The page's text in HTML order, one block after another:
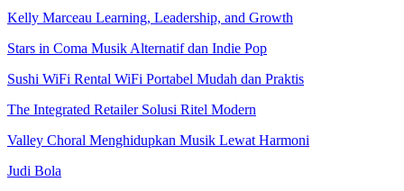
Kelly Marceau Learning, Leadership, and Growth
Stars in Coma Musik Alternatif dan Indie Pop
Sushi WiFi Rental WiFi Portabel Mudah dan Praktis
The Integrated Retailer Solusi Ritel Modern
Valley Choral Menghidupkan Musik Lewat Harmoni
Judi Bola